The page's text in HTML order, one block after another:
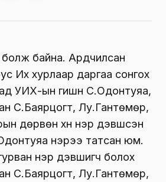
байна. Ардчилсан
Их хурлаар даргаа сонгох
УИХ-ын гишүүн С.Одонтуяа,
С.Баярцогт, Лу.Гантөмөр,
дөрвөн хүн нэр дэвшсэн
нэрээ татсан юм.
нэр дэвшигч болох
С.Баярцогт, Лу.Гантөмөр,